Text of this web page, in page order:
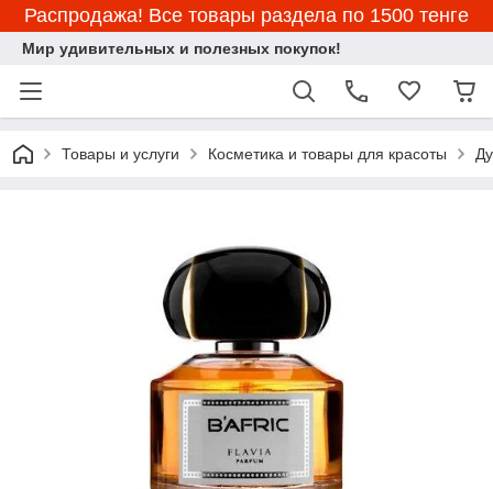
Распродажа! Все товары раздела по 1500 тенге
Мир удивительных и полезных покупок!
Товары и услуги Косметика и товары для красоты